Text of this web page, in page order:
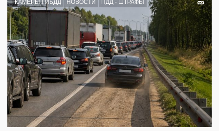
КАМЕРЫ ГИБДД НОВОСТИ ПДД - ШТРАФЫ